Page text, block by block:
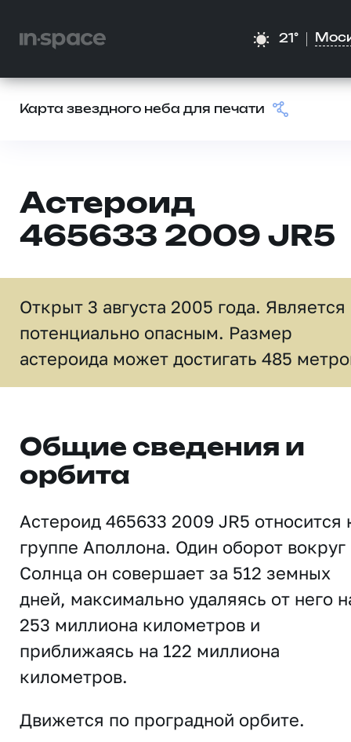
21°
Карта звездного неба для печати
Астероид
465633 2009 JR5
Открыт 3 августа 2005 года. Является
потенциально опасным. Размер
астероида может достигать 485
Общие сведения и
орбита
Астероид 465633 2009 JR5 относится
группе Аполлона. Один оборот вокруг
Солнца он совершает за 512 земных
дней, максимально удаляясь от него
253 миллиона километров и
приближаясь на 122 миллиона
километров.
Движется по проградной орбите.